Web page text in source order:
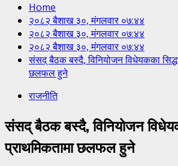
Home
२०८२ बैशाख ३०, मंगलवार ०७:४४
२०८२ बैशाख ३०, मंगलवार ०७:४४
२०८२ बैशाख ३०, मंगलवार ०७:४४
संसद् बैठक बस्दै, विनियोजन विधेयकका
छलफल हुने
राजनीति
संसद् बैठक बस्दै, विनियोजन
प्राथमिकतामा छलफल हुने